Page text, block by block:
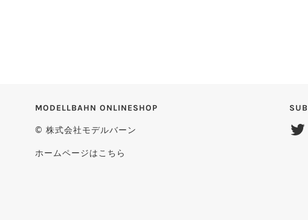
MODELLBAHN ONLINESHOP
© 株式会社モデルバーン
ホームページはこちら